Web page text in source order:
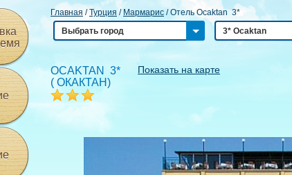
Главная /Турция / Мармарис /Отель Ocaktan 3*
Выбрать город
3* Ocaktan
OCAKTAN 3*
( ОКАКТАН)
Показать на карте